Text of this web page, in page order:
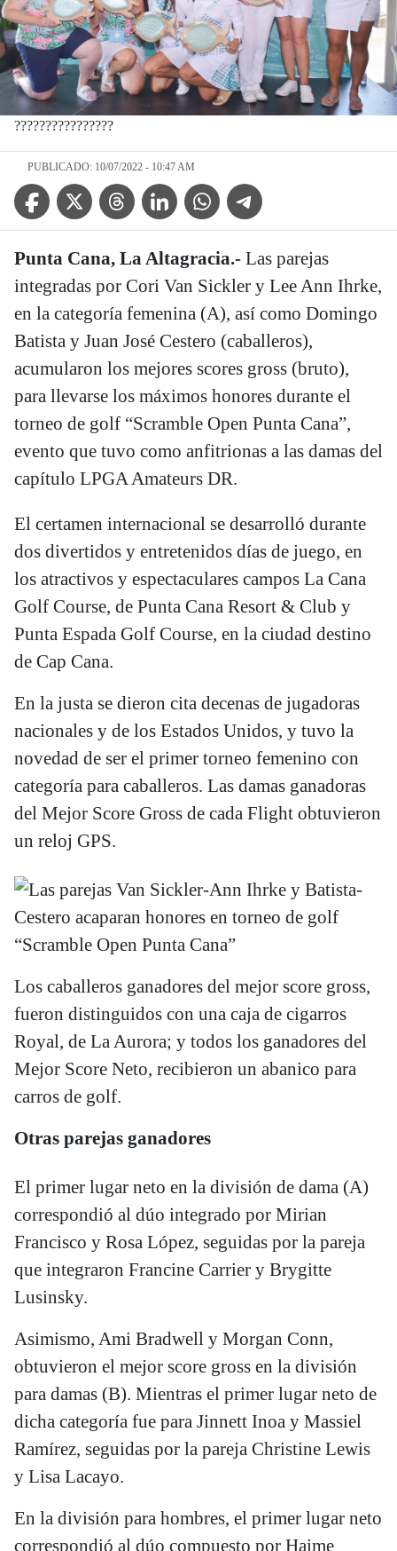
????????????????
PUBLICADO: 10/07/2022 - 10:47 AM
Facebook IconTwitter IconThreads IconLinkedin IconWhatsApp IconTelegram Icon
Punta Cana, La Altagracia.- Las parejas
integradas por Cori Van Sickler y Lee Ann Ihrke,
en la categoría femenina (A), así como Domingo
Batista y Juan José Cestero (caballeros),
acumularon los mejores scores gross (bruto),
para llevarse los máximos honores durante el
torneo de golf “Scramble Open Punta Cana”,
evento que tuvo como anfitrionas a las damas del
capítulo LPGA Amateurs DR.
El certamen internacional se desarrolló durante
dos divertidos y entretenidos días de juego, en
los atractivos y espectaculares campos La Cana
Golf Course, de Punta Cana Resort & Club y
Punta Espada Golf Course, en la ciudad destino
de Cap Cana.
En la justa se dieron cita decenas de jugadoras
nacionales y de los Estados Unidos, y tuvo la
novedad de ser el primer torneo femenino con
categoría para caballeros. Las damas ganadoras
del Mejor Score Gross de cada Flight obtuvieron
un reloj GPS.
Los caballeros ganadores del mejor score gross,
fueron distinguidos con una caja de cigarros
Royal, de La Aurora; y todos los ganadores del
Mejor Score Neto, recibieron un abanico para
carros de golf.
Otras parejas ganadores
El primer lugar neto en la división de dama (A)
correspondió al dúo integrado por Mirian
Francisco y Rosa López, seguidas por la pareja
que integraron Francine Carrier y Brygitte
Lusinsky.
Asimismo, Ami Bradwell y Morgan Conn,
obtuvieron el mejor score gross en la división
para damas (B). Mientras el primer lugar neto de
dicha categoría fue para Jinnett Inoa y Massiel
Ramírez, seguidas por la pareja Christine Lewis
y Lisa Lacayo.
En la división para hombres, el primer lugar neto
correspondió al dúo compuesto por Haime